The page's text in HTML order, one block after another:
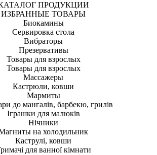
ПРОДУКЦИИ
ИЗБРАННЫЕ ТОВАРЫ
Биокамины
Сервировка стола
Вибраторы
Презервативы
Товары для взрослых
Товары для взрослых
Массажеры
Кастрюли, ковши
Мармиты
до мангалів, барбекю, грилів
Іграшки для малюків
Нічники
на холодильник
Каструлі, ковши
для ванної кімнати